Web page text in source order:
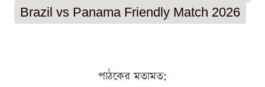
Brazil vs Panama Friendly Match 2026
পাঠকের মতামত: